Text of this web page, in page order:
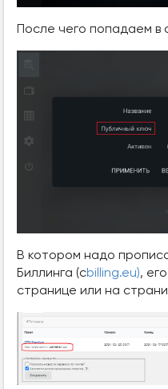
После чего попадаем
В котором надо
Биллинга (cbilling.eu),
странице или на